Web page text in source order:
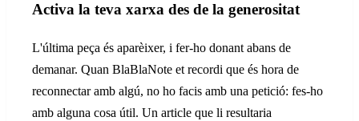
Activa la teva xarxa des de la generositat
L'última peça és aparèixer, i fer-ho donant abans de
demanar. Quan BlaBlaNote et recordi que és hora de
reconnectar amb algú, no ho facis amb una petició: fes-ho
amb alguna cosa útil. Un article que li resultaria